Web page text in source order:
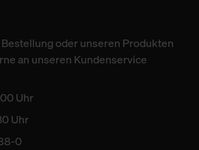
oder unseren Produkten
an unseren Kundenservice
Uhr
Uhr
0